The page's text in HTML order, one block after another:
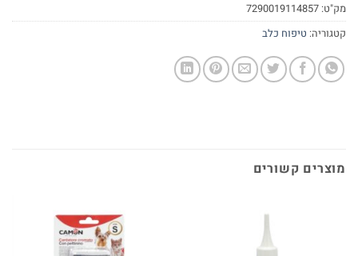
מק"ט: 7290019114857
קטגוריה: טיפוח כלב
מוצרים קשורים